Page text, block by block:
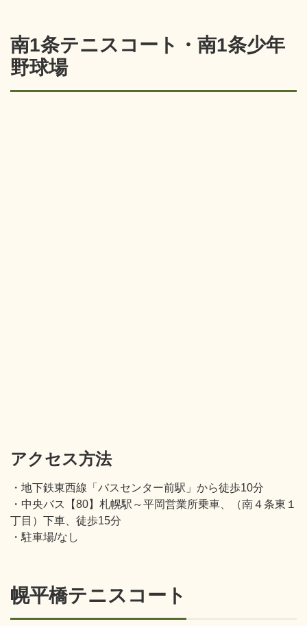
南1条テニスコート・南1条少年
野球場
アクセス方法
・地下鉄東西線「バスセンター前駅」から徒歩10分
・中央バス【80】札幌駅～平岡営業所乗車、（南４条東１
丁目）下車、徒歩15分
・駐車場/なし
幌平橋テニスコート